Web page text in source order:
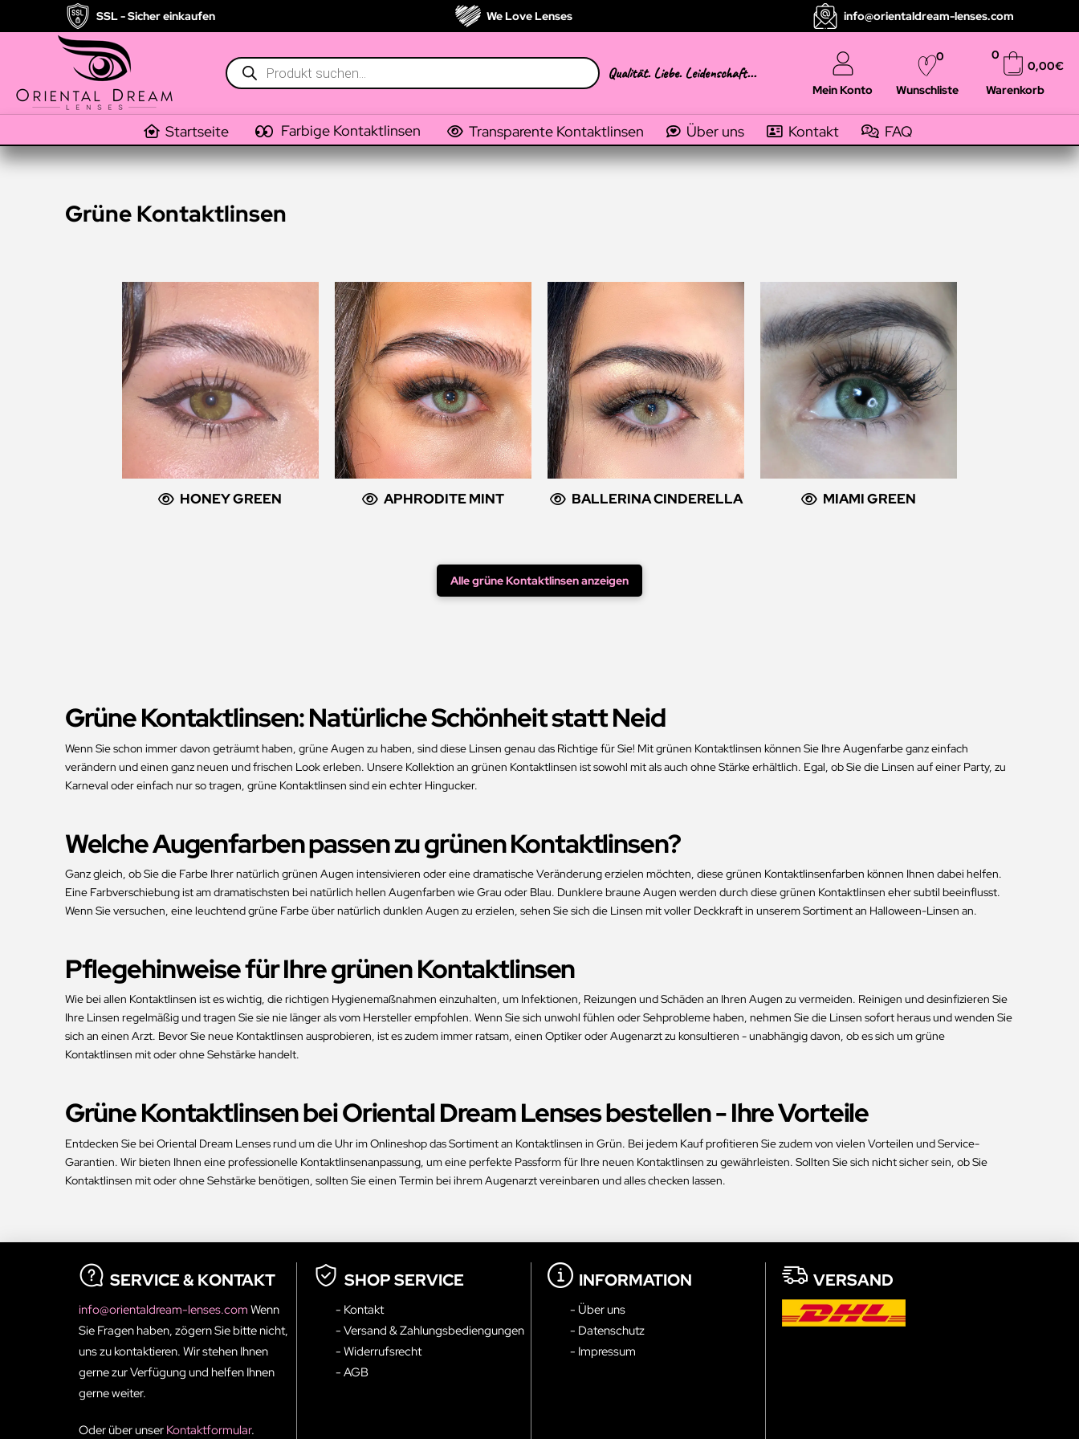
SSL - Sicher einkaufen We Love Lenses info@orientaldream-lenses.com
Products
search
Qualität. Liebe. Leidenschaft...
Mein Konto Wunschliste
0
Warenkorb
0,00€
0
Startseite Farbige Kontaktlinsen Transparente Kontaktlinsen Über uns Kontakt FAQ
Grüne Kontaktlinsen
HONEY GREEN APHRODITE MINT BALLERINA CINDERELLA MIAMI GREEN
Alle grüne Kontaktlinsen anzeigen
Grüne Kontaktlinsen: Natürliche Schönheit statt Neid
Wenn Sie schon immer davon geträumt haben, grüne Augen zu haben, sind diese Linsen genau das Richtige für Sie! Mit grünen Kontaktlinsen können Sie Ihre Augenfarbe ganz einfach
verändern und einen ganz neuen und frischen Look erleben. Unsere Kollektion an grünen Kontaktlinsen ist sowohl mit als auch ohne Stärke erhältlich. Egal, ob Sie die Linsen auf einer Party, zu
Karneval oder einfach nur so tragen, grüne Kontaktlinsen sind ein echter Hingucker.
Welche Augenfarben passen zu grünen Kontaktlinsen?
Ganz gleich, ob Sie die Farbe Ihrer natürlich grünen Augen intensivieren oder eine dramatische Veränderung erzielen möchten, diese grünen Kontaktlinsenfarben können Ihnen dabei helfen.
Eine Farbverschiebung ist am dramatischsten bei natürlich hellen Augenfarben wie Grau oder Blau. Dunklere braune Augen werden durch diese grünen Kontaktlinsen eher subtil beeinflusst.
Wenn Sie versuchen, eine leuchtend grüne Farbe über natürlich dunklen Augen zu erzielen, sehen Sie sich die Linsen mit voller Deckkraft in unserem Sortiment an Halloween-Linsen an.
Pflegehinweise für Ihre grünen Kontaktlinsen
Wie bei allen Kontaktlinsen ist es wichtig, die richtigen Hygienemaßnahmen einzuhalten, um Infektionen, Reizungen und Schäden an Ihren Augen zu vermeiden. Reinigen und desinfizieren Sie
Ihre Linsen regelmäßig und tragen Sie sie nie länger als vom Hersteller empfohlen. Wenn Sie sich unwohl fühlen oder Sehprobleme haben, nehmen Sie die Linsen sofort heraus und wenden Sie
sich an einen Arzt. Bevor Sie neue Kontaktlinsen ausprobieren, ist es zudem immer ratsam, einen Optiker oder Augenarzt zu konsultieren - unabhängig davon, ob es sich um grüne
Kontaktlinsen mit oder ohne Sehstärke handelt.
Grüne Kontaktlinsen bei Oriental Dream Lenses bestellen - Ihre Vorteile
Entdecken Sie bei Oriental Dream Lenses rund um die Uhr im Onlineshop das Sortiment an Kontaktlinsen in Grün. Bei jedem Kauf profitieren Sie zudem von vielen Vorteilen und Service-
Garantien. Wir bieten Ihnen eine professionelle Kontaktlinsenanpassung, um eine perfekte Passform für Ihre neuen Kontaktlinsen zu gewährleisten. Sollten Sie sich nicht sicher sein, ob Sie
Kontaktlinsen mit oder ohne Sehstärke benötigen, sollten Sie einen Termin bei ihrem Augenarzt vereinbaren und alles checken lassen.
SERVICE & KONTAKT
info@orientaldream-lenses.comWenn
Sie Fragen haben, zögern Sie bitte nicht,
uns zu kontaktieren. Wir stehen Ihnen
gerne zur Verfügung und helfen Ihnen
gerne weiter.
Oder über unserKontaktformular.
SHOP SERVICE
- Kontakt
- Versand & Zahlungsbediengungen
- Widerrufsrecht
- AGB
INFORMATION
- Über uns
- Datenschutz
- Impressum
VERSAND